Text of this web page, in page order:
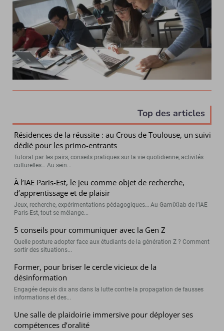
Top des articles
Résidences de la réussite : au Crous de Toulouse, un suivi
dédié pour les primo-entrants
Tutorat par les pairs, conseils pratiques sur la vie quotidienne, activités
culturelles… Au sein...
À l’IAE Paris-Est, le jeu comme objet de recherche,
d’apprentissage et de plaisir
Jeux, recherche, expérimentations pédagogiques… Au GamiXlab de l’IAE
Paris-Est, tout se mélange...
5 conseils pour communiquer avec la Gen Z
Quelle posture adopter face aux étudiants de la génération Z ? Comment
sortir des situations...
Former, pour briser le cercle vicieux de la
désinformation
Engagée depuis dix ans dans la lutte contre la propagation de fausses
informations et des...
Une salle de plaidoirie immersive pour déployer ses
compétences d’oralité